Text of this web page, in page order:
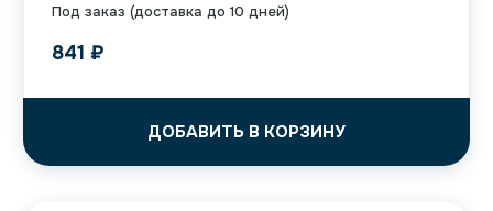
Под заказ (доставка до 10 дней)
841 ₽
ДОБАВИТЬ В КОРЗИНУ